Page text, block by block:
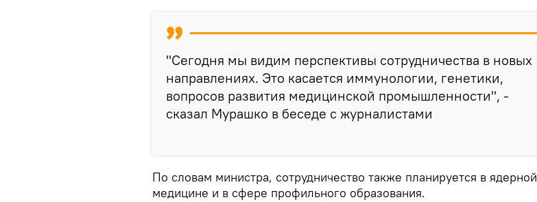
"Сегодня мы видим перспективы сотрудничества в новых
направлениях. Это касается иммунологии, генетики,
вопросов развития медицинской промышленности", -
сказал Мурашко в беседе с журналистами
По словам министра, сотрудничество также планируется в ядерной
медицине и в сфере профильного образования.